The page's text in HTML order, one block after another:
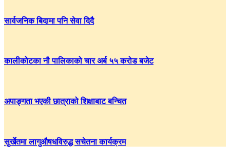
सार्वजनिक बिदामा पनि सेवा दिदै
कालीकोटका नौ पालिकाको चार अर्ब ५५ करोड बजेट
अपाङ्गता भएकी छात्राको शिक्षाबाट बन्चित
सुर्खेतमा लागुऔषधविरुद्ध सचेतना कार्यक्रम